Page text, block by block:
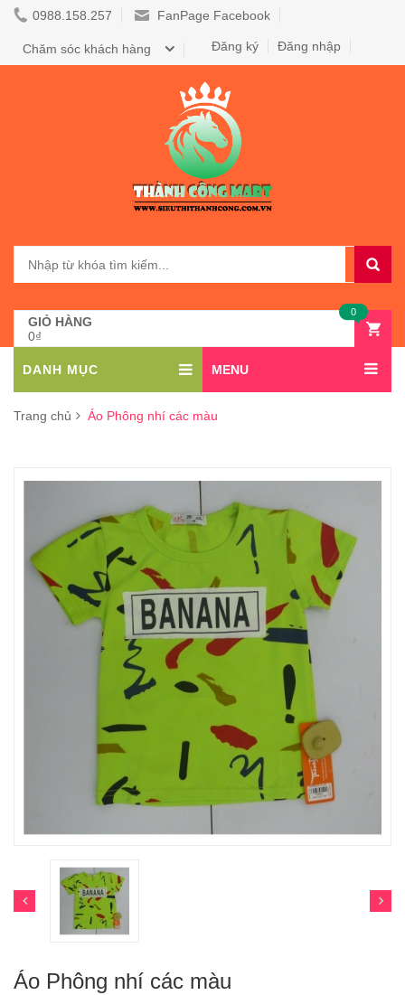
0988.158.257 FanPage Facebook
Đăng nhập
Đăng ký
Chăm sóc khách hàng
GIỎ HÀNG
0₫
0
DANH MỤC MENU
Trang chủ Áo Phông nhí các màu
Áo Phông nhí các màu